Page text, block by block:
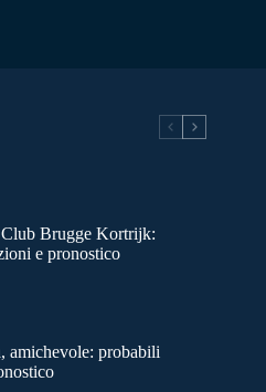
Brugge Kortrijk:
e pronostico
amichevole: probabili